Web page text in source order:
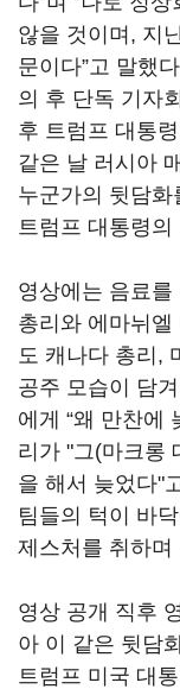
않을 것이며, 지
문이다”고 말했
의 후 단독 기자
후 트럼프 대통
같은 날 러시아
누군가의 뒷담
트럼프 대통령
영상에는 음료
총리와 에마뉘엘
도 캐나다 총리,
공주 모습이 담
에게 “왜 만찬에
리가 "그(마크롱
을 해서 늦었다"
팀들의 턱이 바
제스처를 취하며
영상 공개 직후
아 이 같은 뒷담
트럼프 미국 대